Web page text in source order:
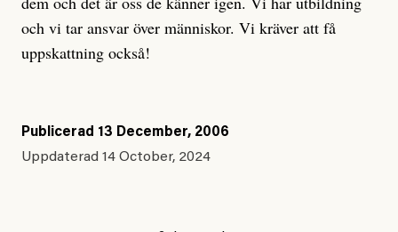
och vi tar ansvar över människor. Vi kräver att få
uppskattning också!
Publicerad 13 December, 2006
Uppdaterad 14 October, 2024